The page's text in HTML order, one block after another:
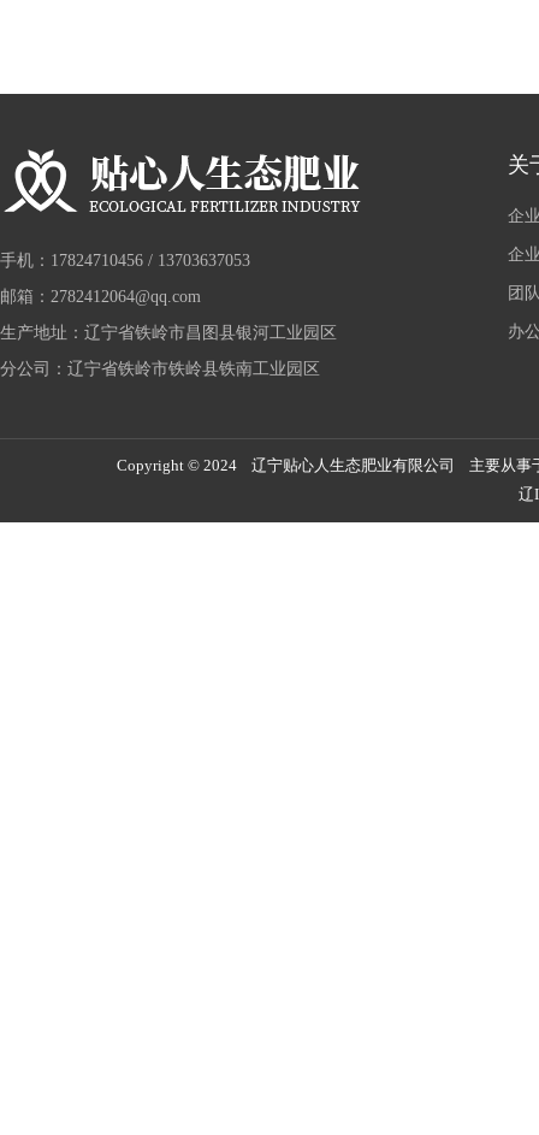
手机：17824710456 / 13703637053
邮箱：2782412064@qq.com
生产地址：辽宁省铁岭市昌图县银河工业园区
分公司：辽宁省铁岭市铁岭县铁南工业园区
关
企
企
团
办
Copyright © 2024 辽宁贴心人生态肥业有限公司 主要从事
辽